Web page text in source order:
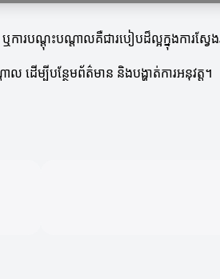
របណ្តុះបណ្តាលគឺជារបៀបដ៏ល្អក្នុងការស្វែ
ដើម្បីបន្ថែមព័ត៌មាន និងបង្ហាត់ការអនុវត្ត។